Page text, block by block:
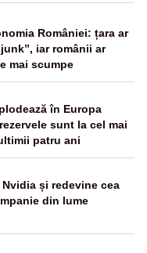
României: țara ar
iar românii ar
mai scumpe
în Europa
sunt la cel mai
patru ani
și redevine cea
din lume